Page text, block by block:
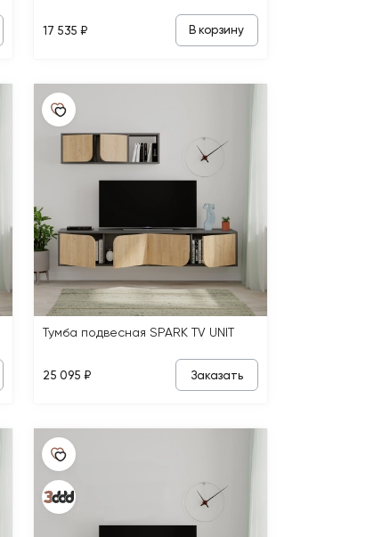
17 535 ₽ В корзину
Тумба подвесная SPARK TV UNIT
25 095 ₽ Заказать